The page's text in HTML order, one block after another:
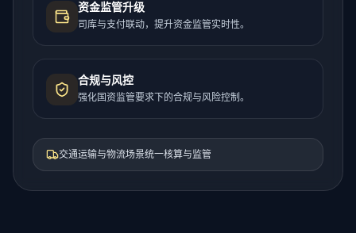
资金监管升级
司库与支付联动，提升资金监管实时性。
合规与风控
强化国资监管要求下的合规与风险控制。
交通运输与物流场景统一核算与监管